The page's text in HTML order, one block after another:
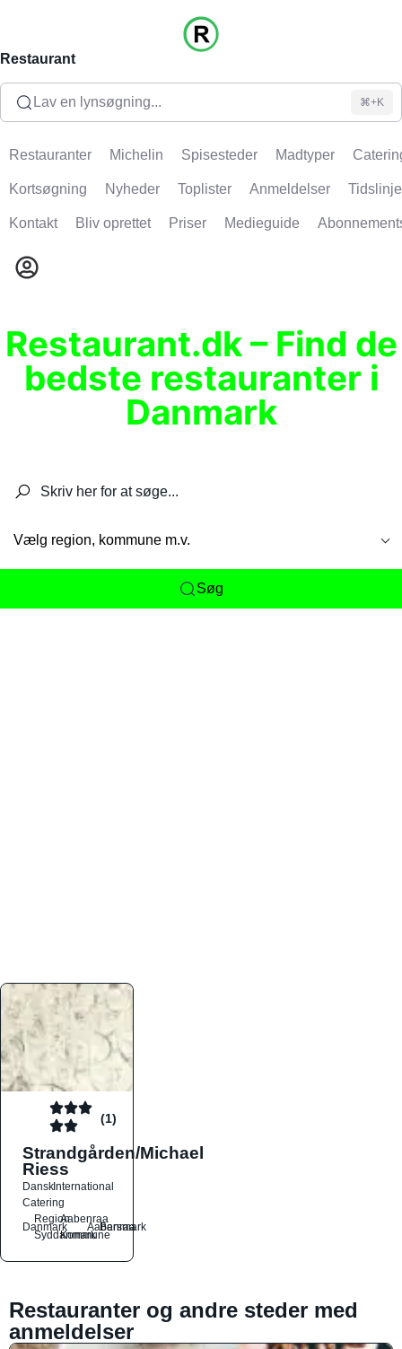
Restaurant
Lav en lynsøgning... ⌘+K
Restauranter Michelin Spisesteder Madtyper
Kortsøgning Nyheder Toplister Anmeldelser Tidslinje
Kontakt Bliv oprettet Priser Medieguide
Restaurant.dk – Find de
bedste restauranter i
Danmark
Vælg region, kommune m.v.
Søg
(1)
Strandgården/Michael
Riess
DanskInternational
Catering
Danmark
Region
Syddanmark
Aabenraa
Kommune
Aabenraa
Barsmark
Restauranter og andre steder med
anmeldelser